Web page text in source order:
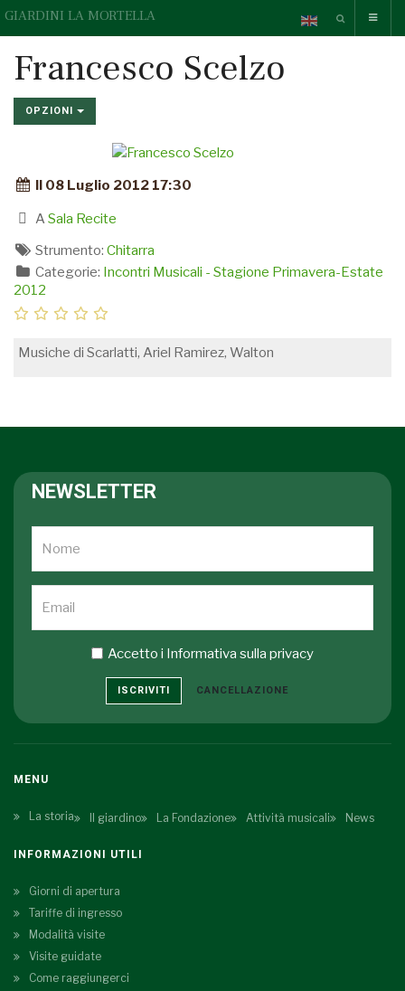
GIARDINI LA MORTELLA
Francesco Scelzo
OPZIONI
Il 08 Luglio 2012 17:30
A Sala Recite
Strumento: Chitarra
Categorie: Incontri Musicali - Stagione Primavera-Estate
2012
Musiche di Scarlatti, Ariel Ramirez, Walton
NEWSLETTER
Accetto i Informativa sulla privacy
ISCRIVITI CANCELLAZIONE
MENU
La storia Il giardino La Fondazione Attività musicali News
INFORMAZIONI UTILI
Giorni di apertura
Tariffe di ingresso
Modalità visite
Visite guidate
Come raggiungerci